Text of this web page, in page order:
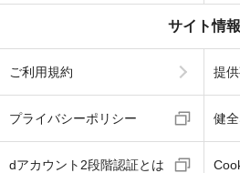
サイト情報
ご利用規約 提
プライバシーポリシー 健
dアカウント2段階認証とは